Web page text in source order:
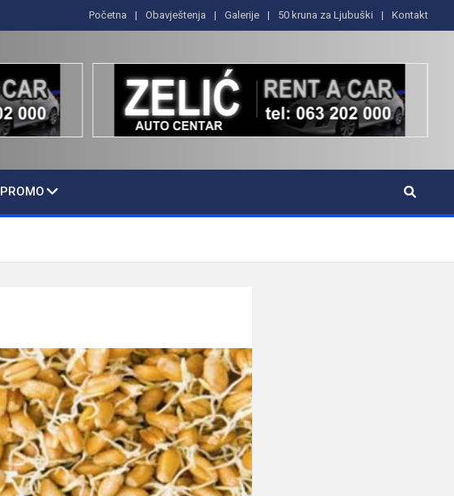
Početna Obavještenja Galerije 50 kruna za Ljubuški Kontakt
PROMO